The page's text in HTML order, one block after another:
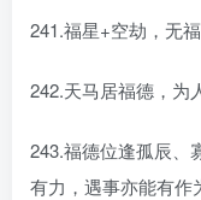
241.福星+空劫，无福
242.天马居福德，为
243.福德位逢孤辰、
有力，遇事亦能有作